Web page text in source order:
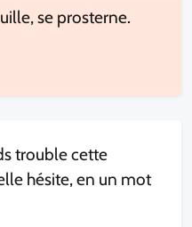
se prosterne.
trouble cette
hésite, en un mot